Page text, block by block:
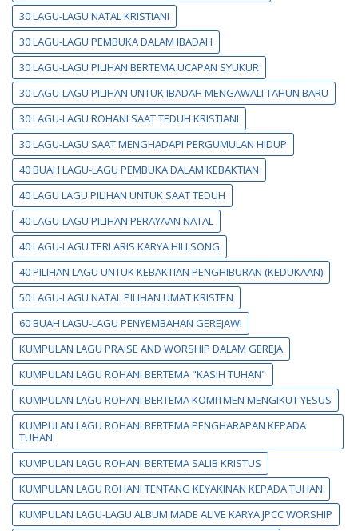
30 LAGU-LAGU NATAL KRISTIANI
30 LAGU-LAGU PEMBUKA DALAM IBADAH
30 LAGU-LAGU PILIHAN BERTEMA UCAPAN SYUKUR
30 LAGU-LAGU PILIHAN UNTUK IBADAH MENGAWALI TAHUN BARU
30 LAGU-LAGU ROHANI SAAT TEDUH KRISTIANI
30 LAGU-LAGU SAAT MENGHADAPI PERGUMULAN HIDUP
40 BUAH LAGU-LAGU PEMBUKA DALAM KEBAKTIAN
40 LAGU LAGU PILIHAN UNTUK SAAT TEDUH
40 LAGU-LAGU PILIHAN PERAYAAN NATAL
40 LAGU-LAGU TERLARIS KARYA HILLSONG
40 PILIHAN LAGU UNTUK KEBAKTIAN PENGHIBURAN (KEDUKAAN)
50 LAGU-LAGU NATAL PILIHAN UMAT KRISTEN
60 BUAH LAGU-LAGU PENYEMBAHAN GEREJAWI
KUMPULAN LAGU PRAISE AND WORSHIP DALAM GEREJA
KUMPULAN LAGU ROHANI BERTEMA "KASIH TUHAN"
KUMPULAN LAGU ROHANI BERTEMA KOMITMEN MENGIKUT YESUS
KUMPULAN LAGU ROHANI BERTEMA PENGHARAPAN KEPADA
TUHAN
KUMPULAN LAGU ROHANI BERTEMA SALIB KRISTUS
KUMPULAN LAGU ROHANI TENTANG KEYAKINAN KEPADA TUHAN
KUMPULAN LAGU-LAGU ALBUM MADE ALIVE KARYA JPCC WORSHIP